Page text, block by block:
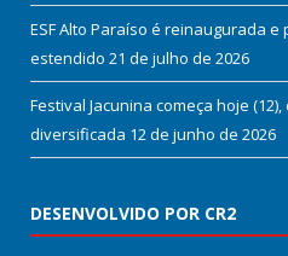
ESF Alto Paraíso é reinaugurada
estendido 21 de julho de 2026
Festival Jacunina começa hoje
diversificada 12 de junho de 2026
DESENVOLVIDO POR CR2